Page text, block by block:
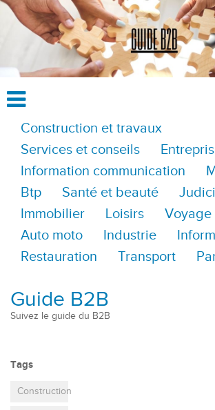
Construction et travaux
Services et conseils
Information communication
Btp
Santé et beauté
Immobilier
Loisirs Voyage
Auto moto
Industrie
Restauration
Transport
Guide B2B
Suivez le guide du B2B
Tags
Construction